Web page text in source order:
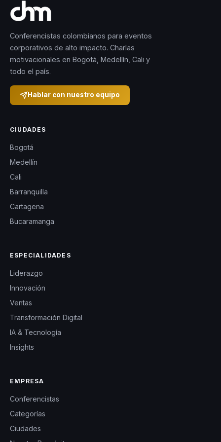
Conferencistas colombianos para eventos
corporativos de alto impacto. Charlas
motivacionales en Bogotá, Medellín, Cali y
todo el país.
Hablar con nuestro equipo
CIUDADES
Bogotá
Medellín
Cali
Barranquilla
Cartagena
Bucaramanga
ESPECIALIDADES
Liderazgo
Innovación
Ventas
Transformación Digital
IA & Tecnología
Insights
EMPRESA
Conferencistas
Categorías
Ciudades